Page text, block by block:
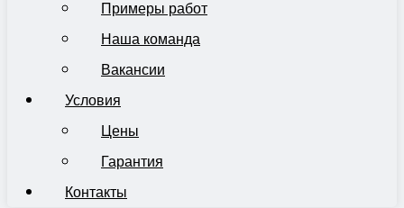
Примеры работ
Наша команда
Вакансии
Условия
Цены
Гарантия
Контакты